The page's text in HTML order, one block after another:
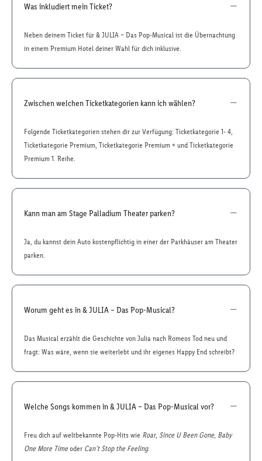
Was inkludiert mein Ticket?
Neben deinem Ticket für & JULIA – Das Pop-Musical ist die Übernachtung
in einem Premium Hotel deiner Wahl für dich inklusive.
Zwischen welchen Ticketkategorien kann ich wählen?
Folgende Ticketkategorien stehen dir zur Verfügung: Ticketkategorie 1- 4,
Ticketkategorie Premium, Ticketkategorie Premium + und Ticketkategorie
Premium 1. Reihe.
Kann man am Stage Palladium Theater parken?
Ja, du kannst dein Auto kostenpflichtig in einer der Parkhäuser am Theater
parken.
Worum geht es in & JULIA – Das Pop-Musical?
Das Musical erzählt die Geschichte von Julia nach Romeos Tod neu und
fragt: Was wäre, wenn sie weiterlebt und ihr eigenes Happy End schreibt?
Welche Songs kommen in & JULIA – Das Pop-Musical vor?
Freu dich auf weltbekannte Pop-Hits wie Roar, Since U Been Gone, Baby
One More Time oder Can’t Stop the Feeling.